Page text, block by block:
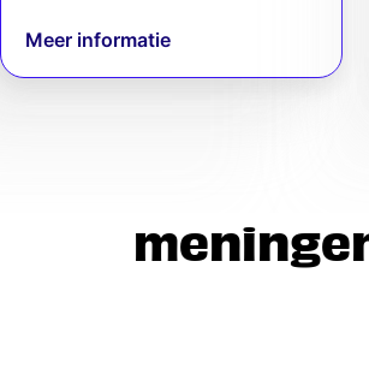
Meer informatie